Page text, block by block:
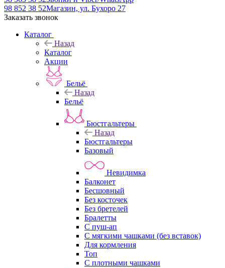
98 852 38 52Магазин, ул. Бухоро 27
Заказать звонок
Каталог
Назад
Каталог
Акции
Бельё
Назад
Бельё
Бюстгальтеры
Назад
Бюстгальтеры
Базовый
Невидимка
Балконет
Бесшовный
Без косточек
Без бретелей
Бралетты
С пуш-ап
С мягкими чашками (без вставок)
Для кормления
Топ
С плотными чашками